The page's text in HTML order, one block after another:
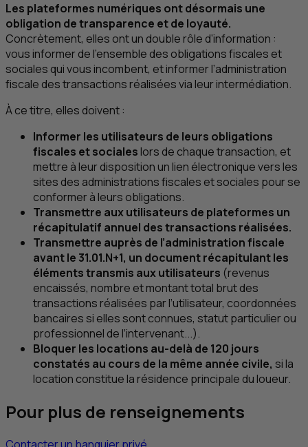
Les plateformes numériques ont désormais une
obligation de transparence et de loyauté.
Concrètement, elles ont un double rôle d’information :
vous informer de l’ensemble des obligations fiscales et
sociales qui vous incombent, et informer l’administration
fiscale des transactions réalisées via leur intermédiation.
À ce titre, elles doivent :
Informer les utilisateurs de leurs obligations
fiscales et sociales lors de chaque transaction, et
mettre à leur disposition un lien électronique vers les
sites des administrations fiscales et sociales pour se
conformer à leurs obligations.
Transmettre aux utilisateurs de plateformes un
récapitulatif annuel des transactions réalisées.
Transmettre auprès de l’administration fiscale
avant le 31.01.N+1, un document récapitulant les
éléments transmis aux utilisateurs (revenus
encaissés, nombre et montant total brut des
transactions réalisées par l’utilisateur, coordonnées
bancaires si elles sont connues, statut particulier ou
professionnel de l’intervenant...).
Bloquer les locations au-delà de 120 jours
constatés au cours de la même année civile, si la
location constitue la résidence principale du loueur.
Pour plus de renseignements